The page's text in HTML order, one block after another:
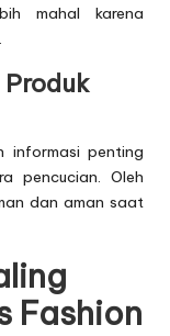
mahal karena
informasi penting
pencucian. Oleh
dan aman saat
Fashion